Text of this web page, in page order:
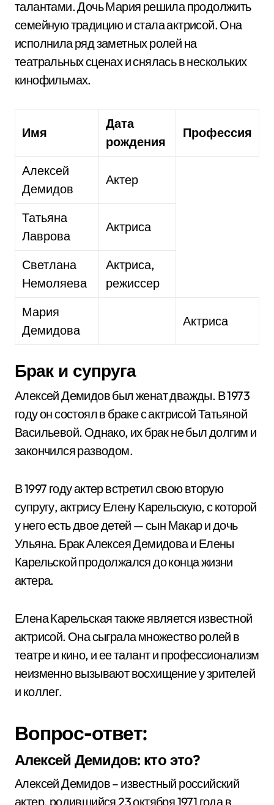
талантами. Дочь Мария решила продолжить
семейную традицию и стала актрисой. Она
исполнила ряд заметных ролей на
театральных сценах и снялась в нескольких
кинофильмах.
Имя
Дата
рождения
Профессия
Алексей
Демидов
Актер
Татьяна
Лаврова
Актриса
Светлана
Немоляева
Актриса,
режиссер
Мария
Демидова
Актриса
Брак и супруга
Алексей Демидов был женат дважды. В 1973
году он состоял в браке с актрисой Татьяной
Васильевой. Однако, их брак не был долгим и
закончился разводом.
В 1997 году актер встретил свою вторую
супругу, актрису Елену Карельскую, с которой
у него есть двое детей — сын Макар и дочь
Ульяна. Брак Алексея Демидова и Елены
Карельской продолжался до конца жизни
актера.
Елена Карельская также является известной
актрисой. Она сыграла множество ролей в
театре и кино, и ее талант и профессионализм
неизменно вызывают восхищение у зрителей
и коллег.
Вопрос-ответ:
Алексей Демидов: кто это?
Алексей Демидов – известный российский
актер, родившийся 23 октября 1971 года в